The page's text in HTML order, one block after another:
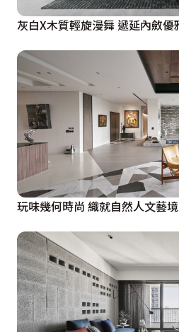
灰白X木質輕旋漫舞 遞延內斂
玩味幾何時尚 織就自然人文藝